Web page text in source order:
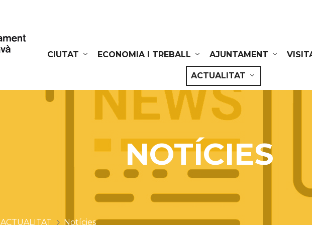
CIUTAT
ECONOMIA I TREBALL AJUNTAMENT
ACTUALITAT
NOTÍCIES
ACTUALITAT Notícies